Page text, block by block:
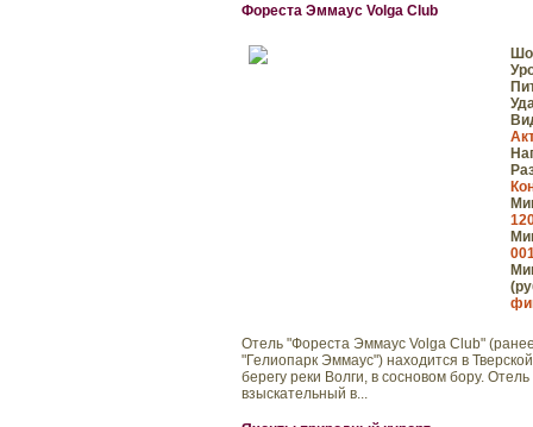
Фореста Эммаус Volga Club
Отель "Фореста Эммаус Volga Club"
"Гелиопарк Эммаус") находится в
берегу реки Волги, в сосновом бору.
взыскательный в...